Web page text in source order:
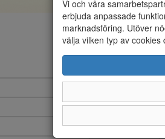
Vi och våra
erbjuda anpassade
marknadsföring. Utöver
välja vilken typ av cookies